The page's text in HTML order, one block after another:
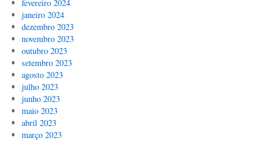
fevereiro 2024
janeiro 2024
dezembro 2023
novembro 2023
outubro 2023
setembro 2023
agosto 2023
julho 2023
junho 2023
maio 2023
abril 2023
março 2023